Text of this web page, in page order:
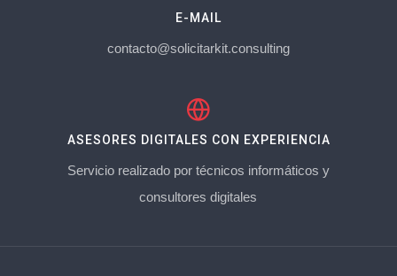
E-MAIL
contacto@solicitarkit.consulting
ASESORES DIGITALES CON EXPERIENCIA
Servicio realizado por técnicos informáticos y
consultores digitales